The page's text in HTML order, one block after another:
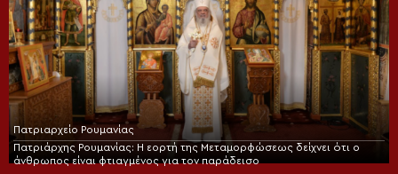
Πατριαρχείο Ρουμανίας
Πατριάρχης Ρουμανίας: Η εορτή της Μεταμορφώσεως δείχνει ότι ο
άνθρωπος είναι φτιαγμένος για τον παράδεισο